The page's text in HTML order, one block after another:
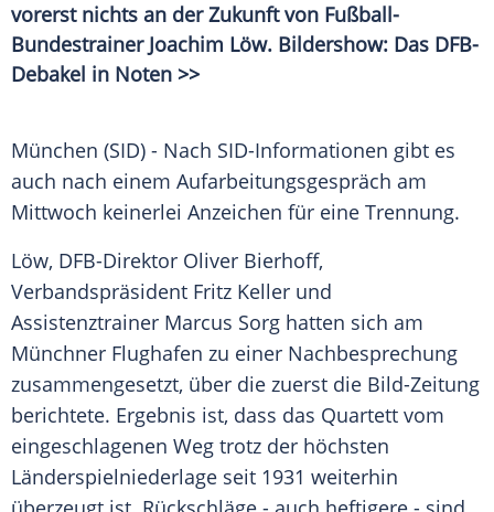
vorerst nichts an der Zukunft von Fußball-
Bundestrainer Joachim Löw. Bildershow: Das DFB-
Debakel in Noten >>
München (SID) - Nach SID-Informationen gibt es
auch nach einem Aufarbeitungsgespräch am
Mittwoch keinerlei Anzeichen für eine Trennung.
Löw, DFB-Direktor Oliver Bierhoff,
Verbandspräsident Fritz Keller und
Assistenztrainer Marcus Sorg hatten sich am
Münchner Flughafen zu einer Nachbesprechung
zusammengesetzt, über die zuerst die Bild-Zeitung
berichtete. Ergebnis ist, dass das Quartett vom
eingeschlagenen Weg trotz der höchsten
Länderspielniederlage seit 1931 weiterhin